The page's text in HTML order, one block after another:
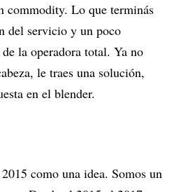
commodity. Lo que terminás
del servicio y un poco
la operadora total. Ya no
le traes una solución,
en el blender.
como una idea. Somos un